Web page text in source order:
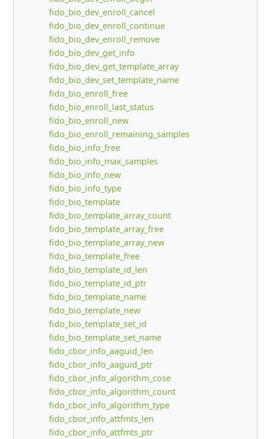
fido_bio_dev_enroll_cancel
fido_bio_dev_enroll_continue
fido_bio_dev_enroll_remove
fido_bio_dev_get_info
fido_bio_dev_get_template_array
fido_bio_dev_set_template_name
fido_bio_enroll_free
fido_bio_enroll_last_status
fido_bio_enroll_new
fido_bio_enroll_remaining_samples
fido_bio_info_free
fido_bio_info_max_samples
fido_bio_info_new
fido_bio_info_type
fido_bio_template
fido_bio_template_array_count
fido_bio_template_array_free
fido_bio_template_array_new
fido_bio_template_free
fido_bio_template_id_len
fido_bio_template_id_ptr
fido_bio_template_name
fido_bio_template_new
fido_bio_template_set_id
fido_bio_template_set_name
fido_cbor_info_aaguid_len
fido_cbor_info_aaguid_ptr
fido_cbor_info_algorithm_cose
fido_cbor_info_algorithm_count
fido_cbor_info_algorithm_type
fido_cbor_info_attfmts_len
fido_cbor_info_attfmts_ptr